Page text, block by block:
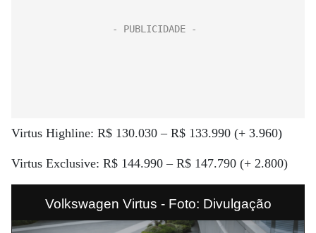
Virtus Highline: R$ 130.030 – R$ 133.990 (+ 3.960)
Virtus Exclusive: R$ 144.990 – R$ 147.790 (+ 2.800)
Volkswagen Virtus - Foto: Divulgação